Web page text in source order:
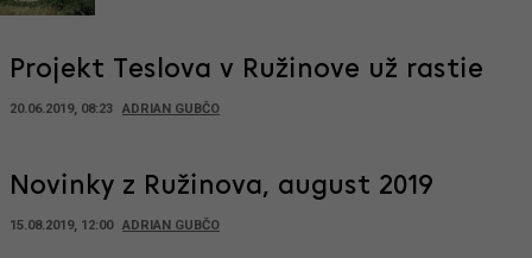
Projekt Teslova v Ružinove už rastie
20.06.2019, 08:23 ADRIAN GUBČO
Novinky z Ružinova, august 2019
15.08.2019, 12:00 ADRIAN GUBČO